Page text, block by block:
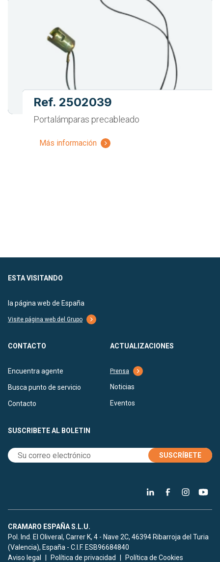
Ref. 2502039
Portalámparas precableado
Más información
ESTA VISITANDO
la página web de España
Visite página web del Grupo
CONTACTO
Encuentra agente
Busca punto de servicio
Contacto
ACTUALIZACIONES
Prensa
Noticias
Eventos
SUSCRIBETE AL BOLETIN
SUSCRÍBETE
CRAMARO ESPAÑA S.L.U.
Pol. Ind. El Oliveral, Carrer K, 4 - Nave 2C, 46394 Ribarroja del Turia
(Valencia), España - C.I.F. ESB96684840
Aviso legal
Política de privacidad Política de Cookies